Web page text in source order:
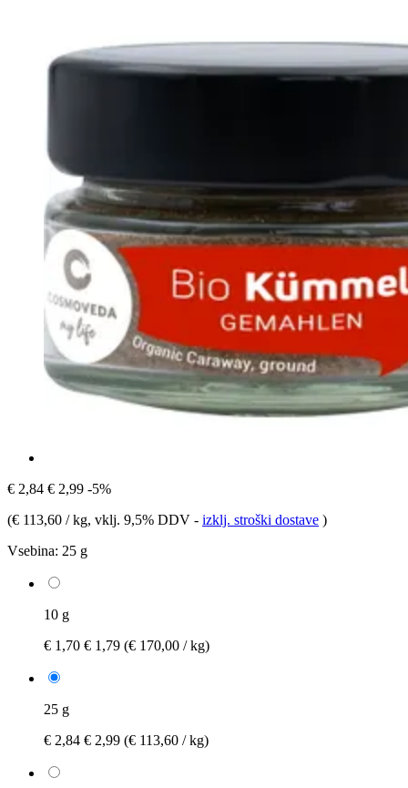
€ 2,84 € 2,99 -5%
(€ 113,60 / kg, vklj. 9,5% DDV - izklj. stroški dostave )
Vsebina: 25 g
10 g
€ 1,70 € 1,79 (€ 170,00 / kg)
25 g
€ 2,84 € 2,99 (€ 113,60 / kg)